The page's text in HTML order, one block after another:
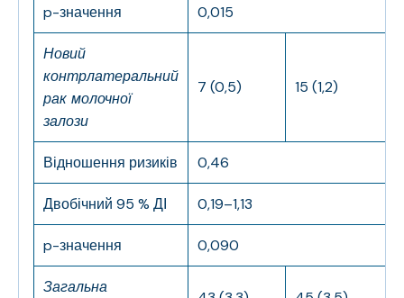
p-значення 0,015
Новий
контрлатеральний
рак молочної
залози
7 (0,5) 15 (1,2)
Відношення ризиків 0,46
Двобічний 95 % ДІ 0,19–1,13
p-значення 0,090
Загальна